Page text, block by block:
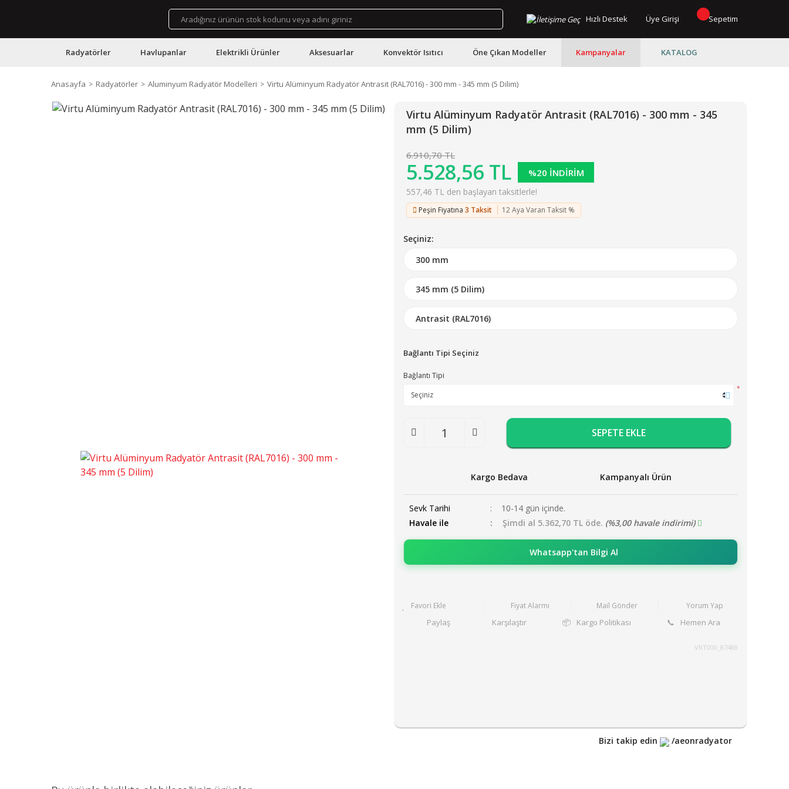
Hızlı Destek Üye Girişi Sepetim
Radyatörler Havlupanlar Elektrikli Ürünler Aksesuarlar Konvektör Isıtıcı Öne Çıkan Modeller Kampanyalar KATALOG
Anasayfa Radyatörler Aluminyum Radyatör Modelleri Virtu Alüminyum Radyatör Antrasit (RAL7016) - 300 mm - 345 mm (5 Dilim)
Virtu Alüminyum Radyatör Antrasit (RAL7016) - 300 mm - 345
mm (5 Dilim)
6.910,70 TL
5.528,56 TL %20 İNDİRİM
557,46 TL den başlayan taksitlerle!
Peşin Fiyatına 3 Taksit 12 Aya Varan Taksit %
Seçiniz:
Bağlantı Tipi Seçiniz
Bağlantı Tipi
*
SEPETE EKLE
Kargo Bedava Kampanyalı Ürün
Sevk Tarihi
10-14 gün içinde.
Havale ile
Şimdi al 5.362,70 TL öde. (%3,00 havale indirimi)
Whatsapp'tan Bilgi Al
Fiyat Alarmı Mail Gönder Yorum Yap
Paylaş Karşılaştır 📦 Kargo Politikası 📞 Hemen Ara
VRT000_87488
Bizi takip edin /aeonradyator